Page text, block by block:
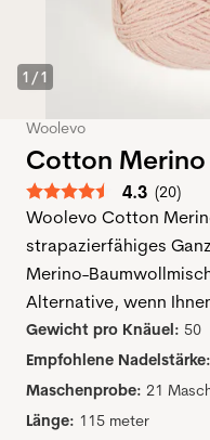
1 /1
Woolevo
Cotton Merino
4.3 (20)
Woolevo Cotton
strapazierfähiges
Merino-
Alternative, wenn
Gewicht pro Knäuel: 50
Empfohlene Nadelstärke:
Maschenprobe: 21
Länge: 115 meter